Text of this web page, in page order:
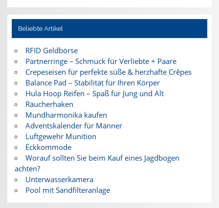
Beliebte Artikel
RFID Geldbörse
Partnerringe – Schmuck für Verliebte + Paare
Crepeseisen für perfekte süße & herzhafte Crêpes
Balance Pad – Stabilität für Ihren Körper
Hula Hoop Reifen – Spaß für Jung und Alt
Räucherhaken
Mundharmonika kaufen
Adventskalender für Männer
Luftgewehr Munition
Eckkommode
Worauf sollten Sie beim Kauf eines Jagdbogen
achten?
Unterwasserkamera
Pool mit Sandfilteranlage